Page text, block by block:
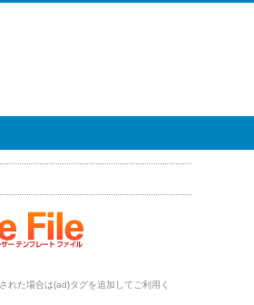
れた場合は{ad}タグを追加してご利用く